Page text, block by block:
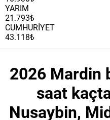
YARIM
21.793₺
CUMHURİYET
43.118₺
2026 Mardin
saat
Nusaybin,